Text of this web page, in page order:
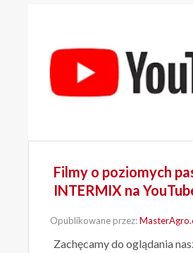
Filmy o poziomych
INTERMIX na
Opublikowane przez:
Zachęcamy do oglądania